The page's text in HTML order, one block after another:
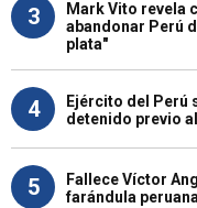
3
Mark Vito revela
abandonar Perú
plata"
4
Ejército del Perú
detenido previo
5
Fallece Víctor
farándula